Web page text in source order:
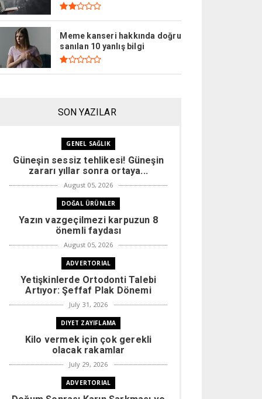
Meme kanseri hakkında doğru
sanılan 10 yanlış bilgi
SON YAZILAR
GENEL SAĞLIK
Güneşin sessiz tehlikesi! Güneşin
zararı yıllar sonra ortaya...
August 05, 2026
DOĞAL ÜRÜNLER
Yazın vazgeçilmezi karpuzun 8
önemli faydası
August 05, 2026
ADVERTORIAL
Yetişkinlerde Ortodonti Talebi
Artıyor: Şeffaf Plak Dönemi
July 31, 2026
DIYET ZAYIFLAMA
Kilo vermek için çok gerekli
olacak rakamlar
July 29, 2026
ADVERTORIAL